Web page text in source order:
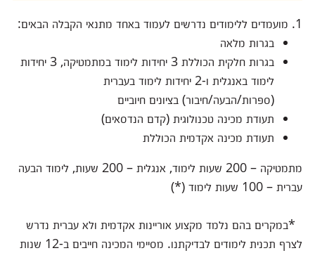
1. מועמדים ללימודים נדרשים לעמוד באחד מתנאי הקבלה הבאים:
בגרות מלאה
בגרות חלקית הכוללת 3 יחידות לימוד במתמטיקה, 3 יחידות
לימוד באנגלית ו-2 יחידות לימוד בעברית
(ספרות/הבעה/חיבור) בציונים חיוביים
תעודת מכינה טכנולוגית (קדם הנדסאים)
תעודת מכינה אקדמית הכוללת
מתמטיקה – 200 שעות לימוד, אנגלית – 200 שעות, לימוד הבעה
עברית – 100 שעות לימוד (*)
*במקרים בהם נלמד מקצוע אוריינות אקדמית ולא עברית נדרש
לצרף תכנית לימודים לבדיקתנו. מסיימי המכינה חייבים ב-12 שנות